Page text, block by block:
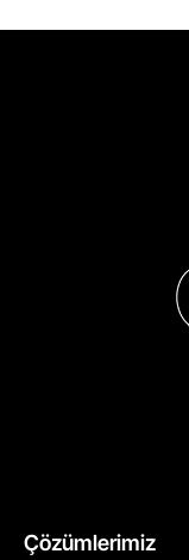
Çözümlerimiz